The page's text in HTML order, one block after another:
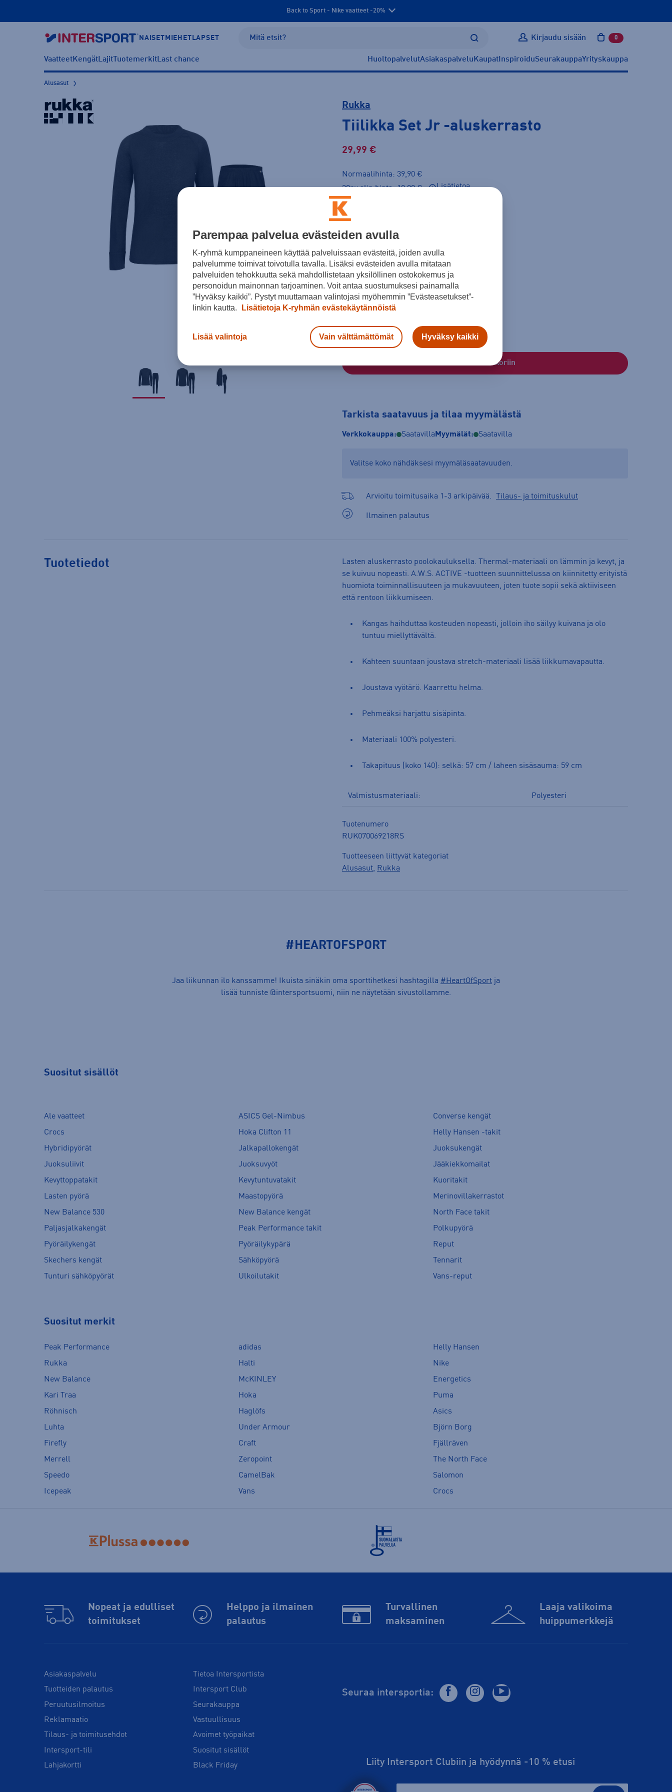
Back to Sport - Nike vaatteet -20%
NAISET MIEHET LAPSET Kirjaudu sisään 0 tuotetta
VaatteetKengätLajitTuotemerkitLast chance HuoltopalvelutAsiakaspalvelu Kaupat InspiroiduSeurakauppaYrityskauppa
Alusasut
Rukka
Tiilikka Set Jr -aluskerrasto
29,99 €
Normaalihinta: 39,90 €
30pv alin hinta: 19,99 €
Lisätietoa
Väri
Koko
128 140 152 164
Lisää ostoskoriin
Tarkista saatavuus ja tilaa myymälästä
Verkkokauppa: Saatavilla Myymälät: Saatavilla
Valitse koko nähdäksesi myymäläsaatavuuden.
Arvioitu toimitusaika 1-3 arkipäivää. Tilaus- ja toimituskulut
Ilmainen palautus
Tuotetiedot
Lasten aluskerrasto poolokauluksella. Thermal-materiaali on lämmin ja kevyt, ja
se kuivuu nopeasti. A.W.S. ACTIVE -tuotteen suunnittelussa on kiinnitetty erityistä
huomiota toiminnallisuuteen ja mukavuuteen, joten tuote sopii sekä aktiiviseen
että rentoon liikkumiseen.
Kangas haihduttaa kosteuden nopeasti, jolloin iho säilyy kuivana ja olo
tuntuu miellyttävältä.
Kahteen suuntaan joustava stretch-materiaali lisää liikkumavapautta.
Joustava vyötärö. Kaarrettu helma.
Pehmeäksi harjattu sisäpinta.
Materiaali 100% polyesteri.
Takapituus (koko 140): selkä: 57 cm / laheen sisäsauma: 59 cm
Valmistusmateriaali: Polyesteri
Tuotenumero
RUK070069218RS
Tuotteeseen liittyvät kategoriat
Alusasut, Rukka
#HEARTOFSPORT
Jaa liikunnan ilo kanssamme! Ikuista sinäkin oma sporttihetkesi hashtagilla #HeartOfSport ja
lisää tunniste @intersportsuomi, niin ne näytetään sivustollamme.
Suositut sisällöt
Ale vaatteet ASICS Gel-Nimbus
Converse kengät
Crocs
Hoka Clifton 11
Helly Hansen -takit
Hybridipyörät
Jalkapallokengät
Juoksukengät
Juoksuliivit
Juoksuvyöt
Jääkiekkomailat
Kevyttoppatakit
Kevytuntuvatakit
Kuoritakit
Lasten pyörä
Maastopyörä
Merinovillakerrastot
New Balance 530
New Balance kengät
North Face takit
Paljasjalkakengät
Peak Performance takit
Polkupyörä
Pyöräilykengät
Pyöräilykypärä
Reput
Skechers kengät
Sähköpyörä
Tennarit
Tunturi sähköpyörät
Ulkoilutakit Vans-reput
Suositut merkit
Peak Performance adidas
Helly Hansen
Rukka
Halti
Nike
New Balance
McKINLEY
Energetics
Kari Traa
Hoka
Puma
Röhnisch
Haglöfs
Asics
Luhta
Under Armour
Björn Borg
Firefly
Craft
Fjällräven
Merrell
Zeropoint
The North Face
Speedo
CamelBak
Salomon
Icepeak
Vans Crocs
Nopeat ja edulliset
toimitukset
Helppo ja ilmainen
palautus
Turvallinen
maksaminen
Laaja valikoima
huippu­merkkejä
Asiakaspalvelu
Tuotteiden palautus
Peruutusilmoitus
Reklamaatio
Tilaus- ja toimitusehdot
Intersport-tili
Lahjakortti
Tietoa Intersportista
Intersport Club
Seurakauppa
Vastuullisuus
Avoimet työpaikat
Suositut sisällöt
Black Friday
Seuraa intersportia:
Liity Intersport Clubiin ja hyödynnä -10 % etusi
Parempaa palvelua evästeiden avulla
K-ryhmä kumppaneineen käyttää palveluissaan evästeitä, joiden avulla
palvelumme toimivat toivotulla tavalla. Lisäksi evästeiden avulla mitataan
palveluiden tehokkuutta sekä mahdollistetaan yksilöllinen ostokokemus ja
personoidun mainonnan tarjoaminen. Voit antaa suostumuksesi painamalla
”Hyväksy kaikki”. Pystyt muuttamaan valintojasi myöhemmin ”Evästeasetukset”-
linkin kautta.
Lisätietoja K-ryhmän evästekäytännöistä
Lisää valintoja Vain välttämättömät Hyväksy kaikki